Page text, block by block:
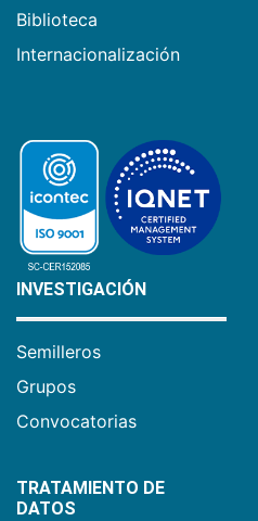
Biblioteca
Internacionalización
INVESTIGACIÓN
Semilleros
Grupos
Convocatorias
TRATAMIENTO DE
DATOS